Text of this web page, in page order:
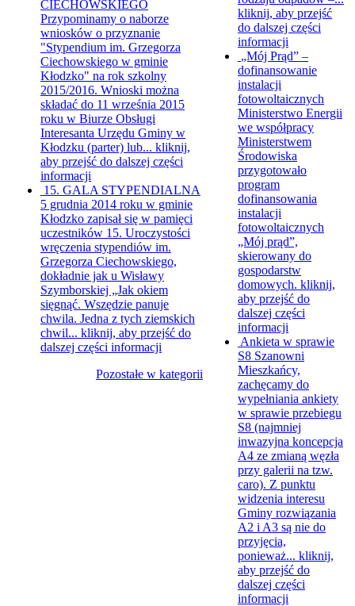
CIECHOWSKIEGO
Przypominamy o naborze
wniosków o przyznanie
"Stypendium im. Grzegorza
Ciechowskiego w gminie
Kłodzko" na rok szkolny
2015/2016. Wnioski można
składać do 11 września 2015
roku w Biurze Obsługi
Interesanta Urzędu Gminy w
Kłodzku (parter) lub... kliknij,
aby przejść do dalszej części
informacji
15. GALA STYPENDIALNA
5 grudnia 2014 roku w gminie
Kłodzko zapisał się w pamięci
uczestników 15. Uroczystości
wręczenia stypendiów im.
Grzegorza Ciechowskiego,
dokładnie jak u Wisławy
Szymborskiej „Jak okiem
sięgnąć. Wszędzie panuje
chwila. Jedna z tych ziemskich
chwil... kliknij, aby przejść do
dalszej części informacji
Pozostałe w kategorii
kliknij, aby przejść
do dalszej części
informacji
„Mój Prąd” –
dofinansowanie
instalacji
fotowoltaicznych
Ministerstwo Energii
we współpracy
Ministerstwem
Środowiska
przygotowało
program
dofinansowania
instalacji
fotowoltaicznych
„Mój prąd”,
skierowany do
gospodarstw
domowych. kliknij,
aby przejść do
dalszej części
informacji
Ankieta w sprawie
S8 Szanowni
Mieszkańcy,
zachęcamy do
wypełniania ankiety
w sprawie przebiegu
S8 (najmniej
inwazyjna koncepcja
A4 ze zmianą węzła
przy galerii na tzw.
caro). Z punktu
widzenia interesu
Gminy rozwiązania
A2 i A3 są nie do
przyjęcia,
ponieważ... kliknij,
aby przejść do
dalszej części
informacji